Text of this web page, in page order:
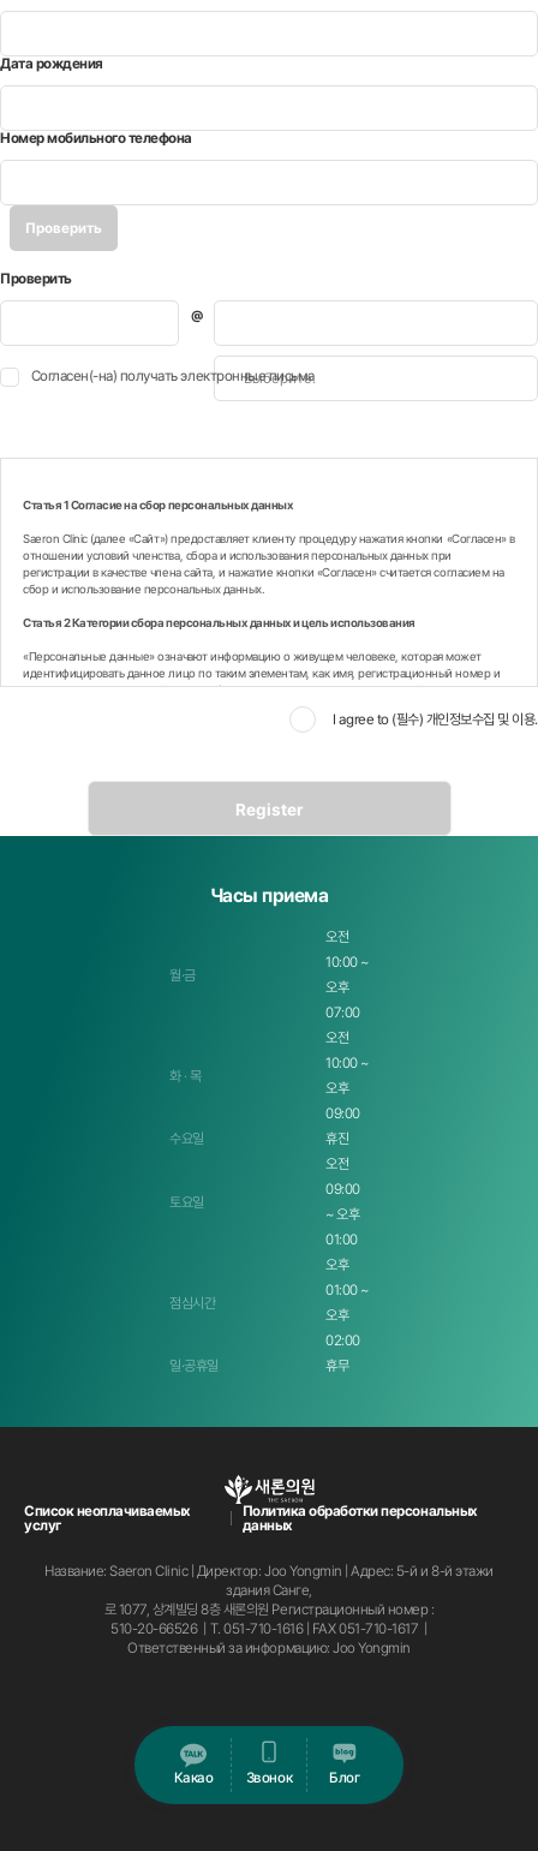
Дата рождения
Номер мобильного телефона
Проверить
доступность
값받기
*Проверить
Согласен(-на) получать электронные письма
Статья 1 Согласие на сбор персональных данных
Saeron Clinic (далее «Сайт») предоставляет клиенту процедуру нажатия кнопки «Согласен» в
отношении условий членства, сбора и использования персональных данных при
регистрации в качестве члена сайта, и нажатие кнопки «Согласен» считается согласием на
сбор и использование персональных данных.
Статья 2 Категории сбора персональных данных и цель использования
«Персональные данные» означают информацию о живущем человеке, которая может
идентифицировать данное лицо по таким элементам, как имя, регистрационный номер и
т.д., включенным в эту информацию (включая то, что можно легко идентифицировать в
сочетании с другой информацией, даже если сама по себе эта информация не может
- Цель использования: Консультация при использовании услуг
Статья 3 Сбор персональных данных с помощью файлов cookie
- Предоставление дифференцированной информации в соответствии с областями
- Анализ частоты доступа или времени посещения и т.д., выявление вкусов и областей
интересов пользователей для использования в качестве меры целевого маркетинга и
- Отслеживание информации о купленных товарах и товарах, которые пользователь
② Эксплуатация и отказ от файлов cookie
Файлы cookie хранятся на жестком диске компьютера пользователя и идентифицируют
компьютер пользователя, но не идентифицируют пользователя лично.
Кроме того, клиент может разрешить/отклонить все файлы cookie через настройки веб-
браузера или настроить подтверждение каждый раз при сохранении файлов cookie.
Однако в случае отказа от хранения файлов cookie некоторые услуги, требующие входа в
систему, будут недоступны.
а. В случае Internet Explorer
웹 브라우저 우측 상단의 메뉴 아이콘 선택 > 설정 > 화면 하단의 고급 설정 표시 >개인정보 섹션의 콘텐츠
Статья 4 Хранение, срок использования и уничтожение персональных данных
① Персональные данные клиента уничтожаются незамедлительно при достижении цели
сбора и использования, такой как выход из членства, или при наличии запроса на отзыв
связанных с транзакциями, как указано ниже, они хранятся в течение этого периода.
а. Статья 6 «Закона о защите прав потребителей в электронной коммерции и др.»
- Записи о договоре или отзыве оферты и т.д. : 5 лет
I agree to (필수) 개인정보수집 및 이용.
Список неоплачиваемых
услуг
Политика обработки персональных
данных
Название: Saeron Clinic | Директор: Joo Yongmin | Адрес: 5-й и 8-й этажи
здания Санге,
로 1077, 상계빌딩 8층 새론의원 Регистрационный номер :
510-20-66526 | T.051-710-1616| FAX 051-710-1617 |
Ответственный за информацию: Joo Yongmin
Часы приема
월·금
오전
10:00 ~
오후
07:00
화 · 목
오전
10:00 ~
오후
09:00
수요일
휴진
토요일
오전
09:00
~ 오후
01:00
점심시간
오후
01:00 ~
오후
02:00
일·공휴일
휴무
Какао Блог
Звонок